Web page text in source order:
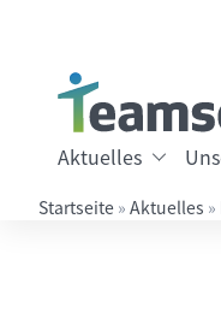
Aktuelles
Startseite » Aktuelles »